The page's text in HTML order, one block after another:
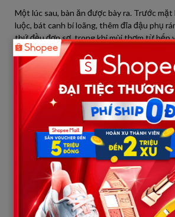
Một lúc sau, bàn ăn được bày ra. Trước mặt
luộc, bát canh bí loãng, thêm đĩa đậu phụ
thứ đều đơn sơ, trong khi mùi thơm từ bếp
Qua khe cửa, Hà thoáng thấy một mâm
vàng óng, cá hấp, tôm rim, thịt kho… đang
Nam cau mày: “Mẹ ơi, con tưởng sáng nay
lắm mà?”
Bà Hạnh cười gượng: “À, mấy món kia để
nay. Ăn rau cho thanh đạm cũng tốt.”
Hà khẽ mỉm cười, cầm đũa ăn vài miếng,
câu chuyện. Không khí bàn ăn nặng nề.
Ăn được một lúc, Hà đặt đũa xuống, nhẹ
hướng mắt về cô. Giọng Hà bình tĩnh